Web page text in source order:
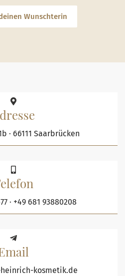
Wunschterin
⋅ 66111 Saarbrücken
· +49 681 93880208
kosmetik.de